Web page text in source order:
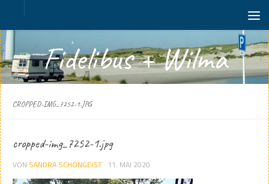
Zum Inhalt springen
Fidelibus + Wilma
CROPPED-IMG_7252-1.JPG
cropped-img_7252-1.jpg
VON SANDRA SCHÖNGEIST · 11. MAI 2020